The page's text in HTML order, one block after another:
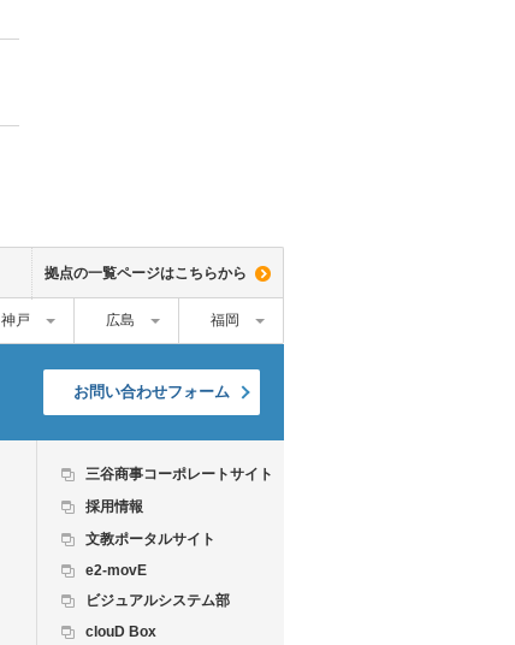
拠点の一覧ページはこちらから
神戸 広島 福岡
お問い合わせフォーム
三谷商事コーポレートサイト
採用情報
文教ポータルサイト
e2-movE
ビジュアルシステム部
clouD Box